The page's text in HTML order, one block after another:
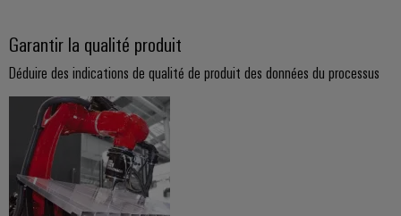
traditionnelle
L'avenir
de
la
production
d'énergie
éprouvée
Machines
Solutions
Plateforme
de
industriels
easyConnect
Contrôleur
de
Alimentations
Boîtiers
électroniques
Protection
contre
la
foudre
webinaires
Options
commande
numérique
Garantir la qualité produit
Déduire des indications de qualité de produit des données du processus